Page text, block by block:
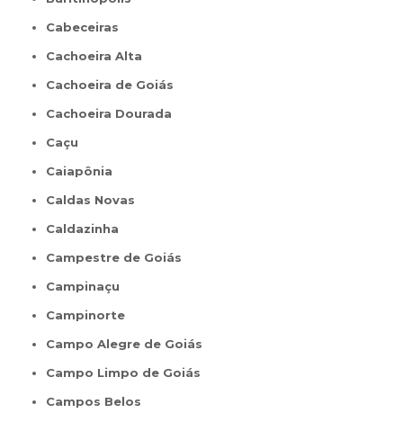
Cabeceiras
Cachoeira Alta
Cachoeira de Goiás
Cachoeira Dourada
Caçu
Caiapônia
Caldas Novas
Caldazinha
Campestre de Goiás
Campinaçu
Campinorte
Campo Alegre de Goiás
Campo Limpo de Goiás
Campos Belos